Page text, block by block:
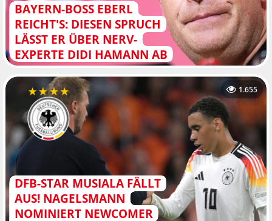
BAYERN-BOSS EBERL
REICHT'S: DIESEN SPRUCH
LÄSST ER ÜBER NERV-
EXPERTE DIDI HAMANN AB
DFB-STAR MUSIALA FÄLLT
AUS! NAGELSMANN
NOMINIERT NEWCOMER
1.655